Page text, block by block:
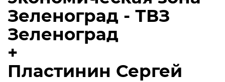
Зеленоград - ТВЗ
Зеленоград
+
Пластинин Сергей